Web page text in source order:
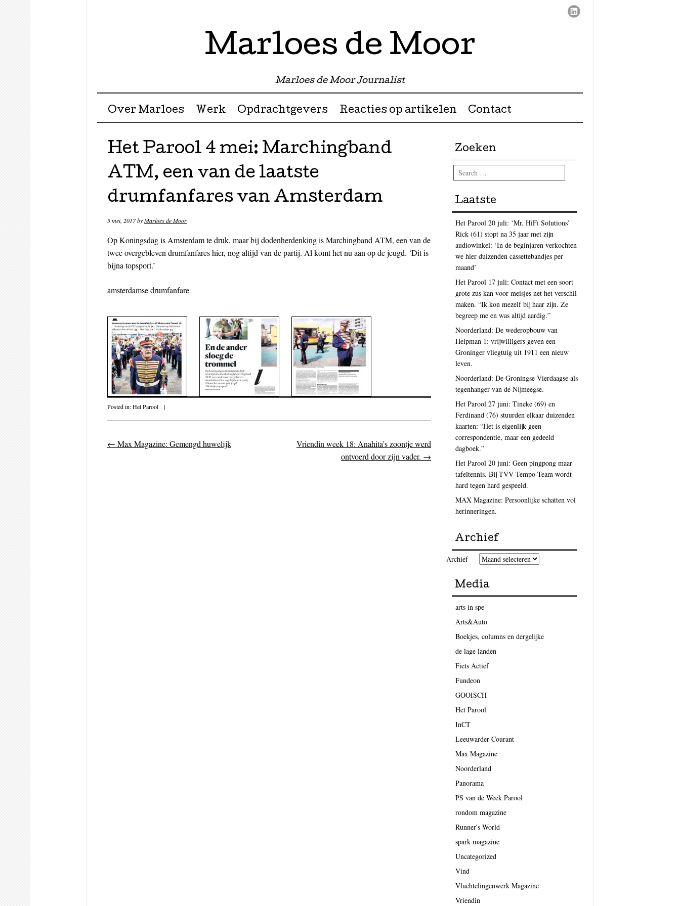
Marloes de Moor
Marloes de Moor Journalist
Menu ☰
Skip to content
Over Marloes Werk Opdrachtgevers Reacties op artikelen Contact
Het Parool 4 mei: Marchingband
ATM, een van de laatste
drumfanfares van Amsterdam
5 mei, 2017byMarloes de Moor
Op Koningsdag is Amsterdam te druk, maar bij dodenherdenking is Marchingband ATM, een van de
twee overgebleven drumfanfares hier, nog altijd van de partij. Al komt het nu aan op de jeugd. ‘Dit is
bijna topsport.’
amsterdamse drumfanfare
Posted in:Het Parool |
Post navigation
← Max Magazine: Gemengd huwelijk
Vriendin week 18: Anahita’s zoontje werd
ontvoerd door zijn vader. →
Zoeken
Search
Laatste
Het Parool 20 juli: ‘Mr. HiFi Solutions’
Rick (61) stopt na 35 jaar met zijn
audiowinkel: ‘In de beginjaren verkochten
we hier duizenden cassettebandjes per
maand’
Het Parool 17 juli: Contact met een soort
grote zus kan voor meisjes net het verschil
maken. “Ik kon mezelf bij haar zijn. Ze
begreep me en was altijd aardig.”
Noorderland: De wederopbouw van
Helpman 1: vrijwilligers geven een
Groninger vliegtuig uit 1911 een nieuw
leven.
Noorderland: De Groningse Vierdaagse als
tegenhanger van de Nijmeegse.
Het Parool 27 juni: Tineke (69) en
Ferdinand (76) stuurden elkaar duizenden
kaarten: “Het is eigenlijk geen
correspondentie, maar een gedeeld
dagboek.”
Het Parool 20 juni: Geen pingpong maar
tafeltennis. Bij TVV Tempo-Team wordt
hard tegen hard gespeeld.
MAX Magazine: Persoonlijke schatten vol
herinneringen.
Archief
Archief
Media
arts in spe
Arts&Auto
Boekjes, columns en dergelijke
de lage landen
Fiets Actief
Fundeon
GOOISCH
Het Parool
InCT
Leeuwarder Courant
Max Magazine
Noorderland
Panorama
PS van de Week Parool
rondom magazine
Runner's World
spark magazine
Uncategorized
Vind
Vluchtelingenwerk Magazine
Vriendin